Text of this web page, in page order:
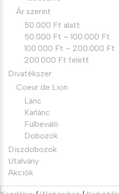
Ár szerint
50.000 Ft alatt
50.000 Ft – 100.000 Ft
100.000 Ft – 200.000 Ft
200.000 Ft felett
Divatékszer
Coeur de Lion
Lánc
Karlánc
Fülbevaló
Dobozok
Diszdobozok
Utalvány
Akciók